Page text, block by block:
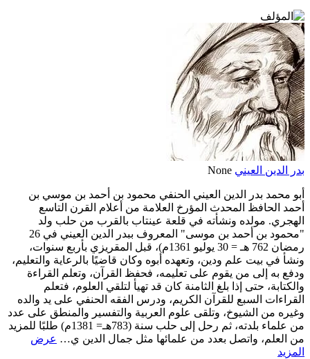
بدر الدين العيني None
أبو محمد بدر الدين العيني الحنفي محمود بن أحمد بن موسي بن
أحمد الحافظ المحدث المؤرخ العلامة من أعلام القرن التاسع
الهجري. مولده ونشأته في قلعة عينتاب بالقرب من حلب ولد
"محمود بن أحمد بن موسى" المعروف ببدر الدين العيني في 26
رمضان 762 هـ = 30 يوليو 1361م)، قبل المقريزي بأربع سنوات،
ونشأ في بيت علم ودين، وتعهده أبوه وكان قاضيًا بالرعاية والتعليم،
ودفع به إلى من يقوم على تعليمه، فحفظ القرآن، وتعلم القراءة
والكتابة، حتى إذا بلغ الثامنة كان قد تهيأ لتلقي العلوم، فتعلم
القراءات السبع للقرآن الكريم، ودرس الفقه الحنفي على يد والده
وغيره من الشيوخ، وتلقى علوم العربية والتفسير والمنطق على عدد
من علماء بلدته، ثم رحل إلى حلب سنة (783هـ= 1381م) طلبًا للمزيد
من العلم، واتصل بعدد من علمائها مثل جمال الدين ي… عرض
المزيد